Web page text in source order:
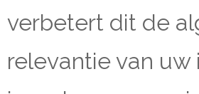
verbetert dit de
relevantie van uw